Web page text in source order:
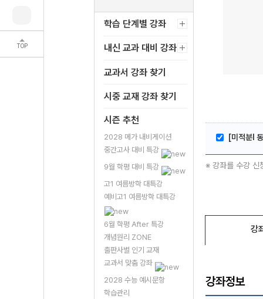
TOP
학습 단계별 강좌
내신 교과 대비 강좌
교과서 강좌 찾기
시중 교재 강좌 찾기
시즌 추천
2028 메가 내비게이션
중간고사 대비 특강
9월 학평 대비 특강
고1 여름방학 대특강
예비고1 여름방학 대특강
6월 학평 After 특강
개념원리 ZONE
출판사별 인기 교재
교과서 맞춤 강좌
2028 수능 예시문항
학습관리
[미적분l
※ 강좌를 수강 신
강
강좌정보